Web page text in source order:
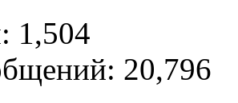
1,504
20,796